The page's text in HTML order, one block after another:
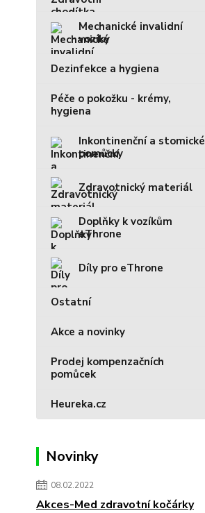
Mechanické invalidní
vozíky
Dezinfekce a hygiena
Péče o pokožku - krémy,
hygiena
Inkontinenční a stomické
pomůcky
Zdravotnický materiál
Doplňky k vozíkům
eThrone
Díly pro eThrone
Ostatní
Akce a novinky
Prodej kompenzačních
pomůcek
Heureka.cz
Novinky
08.02.2022
Akces-Med zdravotní kočárky